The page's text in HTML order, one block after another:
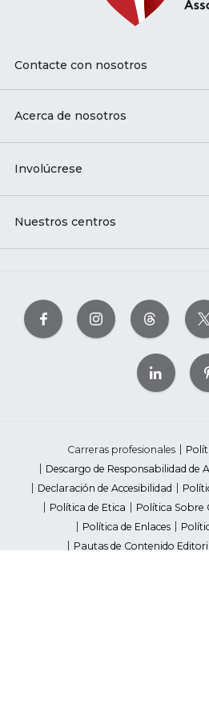
Contacte con nosotros
Acerca de nosotros
Involúcrese
Nuestros centros
Carreras profesionales
Descargo de Responsabilidad de
Declaración de Accesibilidad
Política de Etica
Política Sobre
Política de Enlaces
Pautas de Contenido